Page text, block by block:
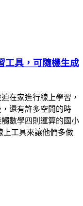
工具，可隨機生成
在家進行線上學習，
還有許多空閒的時
數學四則運算的國小
上工具來讓他們多做